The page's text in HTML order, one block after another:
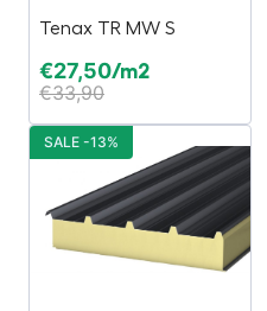
Tenax TR MW S
€27,50/m2
€33,90
SALE -13%